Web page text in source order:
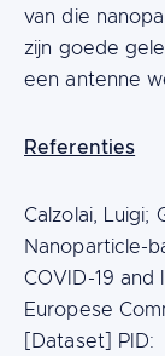
van die
zijn goede
een antenne
Referenties
Calzolai, Luigi;
Nanoparticle-
COVID-19
Europese
[Dataset] PID: